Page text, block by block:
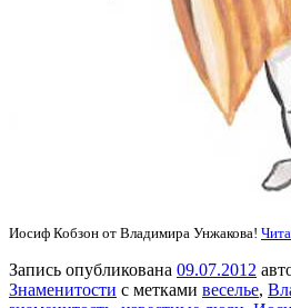
Иосиф Кобзон от Владимира Унжакова!
Запись опубликована 09.07.2012
Знаменитости с метками веселье,